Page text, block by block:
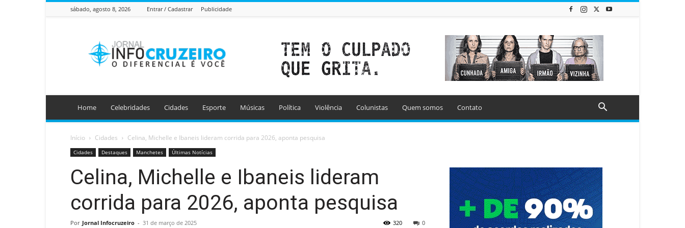
sábado, agosto 8, 2026 Entrar / Cadastrar Publicidade
Info
Cruzeiro
Home Celebridades Cidades Esporte Músicas Política Violência Colunistas Quem somos Contato
Início Cidades Celina, Michelle e Ibaneis lideram corrida para 2026, aponta pesquisa
Cidades Destaques Manchetes Últimas Notícias
Celina, Michelle e Ibaneis lideram
corrida para 2026, aponta pesquisa
Por Jornal Infocruzeiro - 31 de março de 2025 0
320